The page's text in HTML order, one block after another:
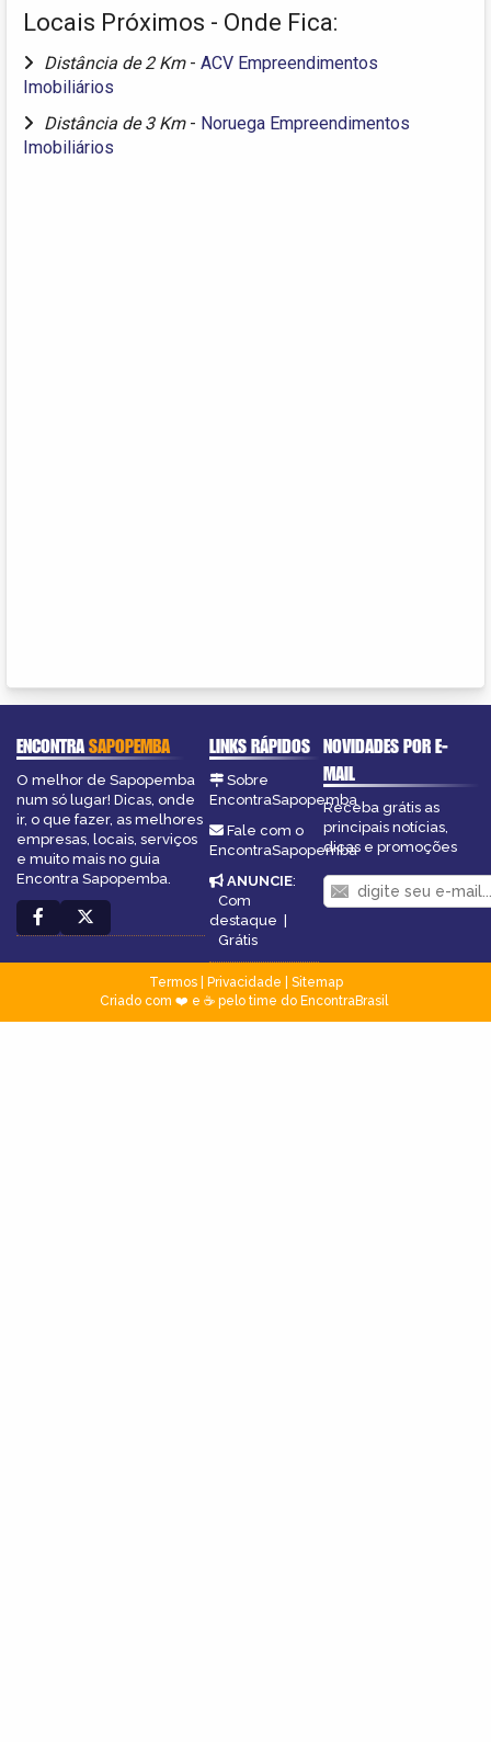
Locais Próximos - Onde Fica:
Distância de 2 Km - ACV Empreendimentos
Imobiliários
Distância de 3 Km - Noruega Empreendimentos
Imobiliários
ENCONTRASAPOPEMBA
O melhor de Sapopemba
num só lugar! Dicas, onde
ir, o que fazer, as melhores
empresas, locais, serviços
e muito mais no guia
Encontra Sapopemba.
LINKS RÁPIDOS
Sobre
EncontraSapopemba
Fale com o
EncontraSapopemba
ANUNCIE:
Com
destaque |
Grátis
NOVIDADES POR E-
MAIL
Receba grátis as
principais notícias,
dicas e promoções
Termos| Privacidade
Sitemap
Criado com ❤️ e ☕ pelo time do EncontraBrasil